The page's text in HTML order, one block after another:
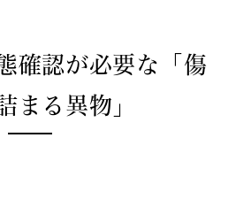
確認が必要な 「傷
まる異物」